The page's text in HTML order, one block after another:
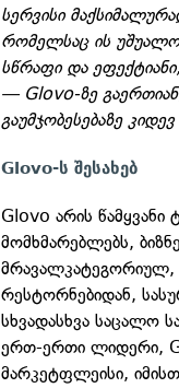
სერვისი
რომელსაც ის
სწრაფი და
— Glovo-ზე
გაუმჯობესებაზე
Glovo-ს შესახებ
Glovo არის
მომხმარებლებს,
მრავალკატეგორიულ,
რესტორნებიდან,
სხვადასხვა საცალო
ერთ-ერთი ლიდერი,
მარკეტფლეისი,